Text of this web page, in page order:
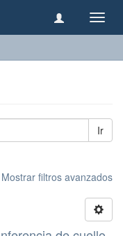
Ir
Mostrar filtros avanzados